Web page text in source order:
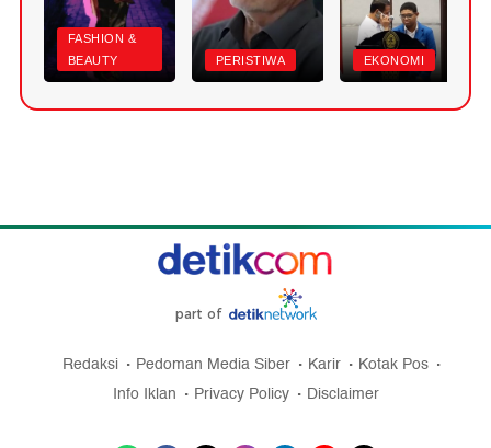
FASHION &
BEAUTY
PERISTIWA EKONOMI
part of
Redaksi Pedoman Media Siber Karir
Kotak Pos
Info Iklan
Privacy Policy Disclaimer